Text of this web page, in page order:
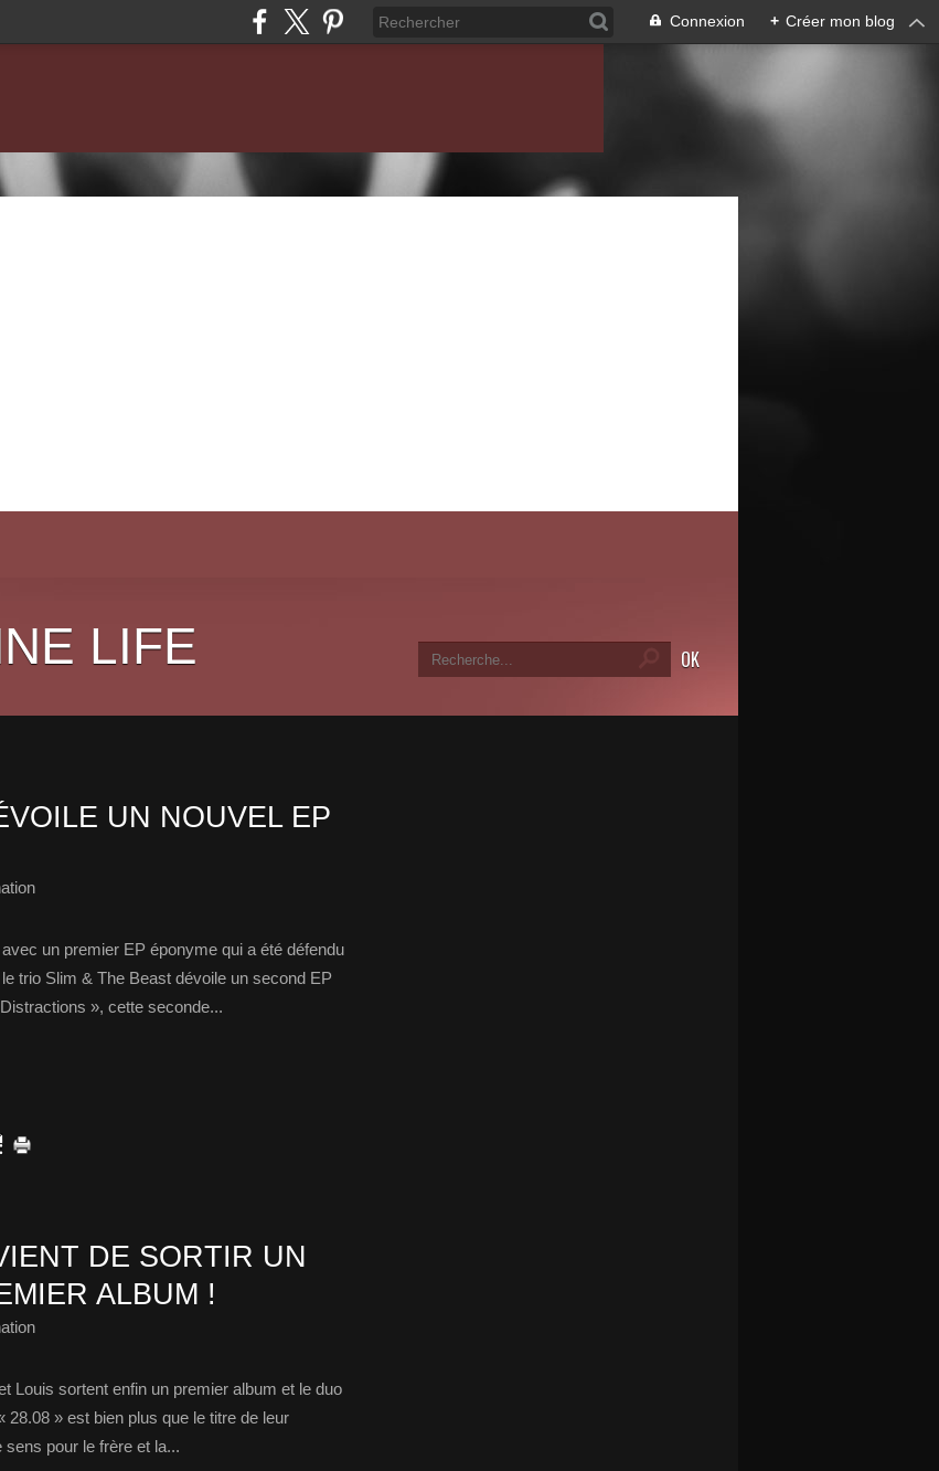
Connexion + Créer mon blog
LIFE
UN NOUVEL EP
un premier EP éponyme qui a été défendu
trio Slim & The Beast dévoile un second EP
», cette seconde...
DE SORTIR UN
ALBUM !
Louis sortent enfin un premier album et le duo
» est bien plus que le titre de leur
sens pour le frère et la...